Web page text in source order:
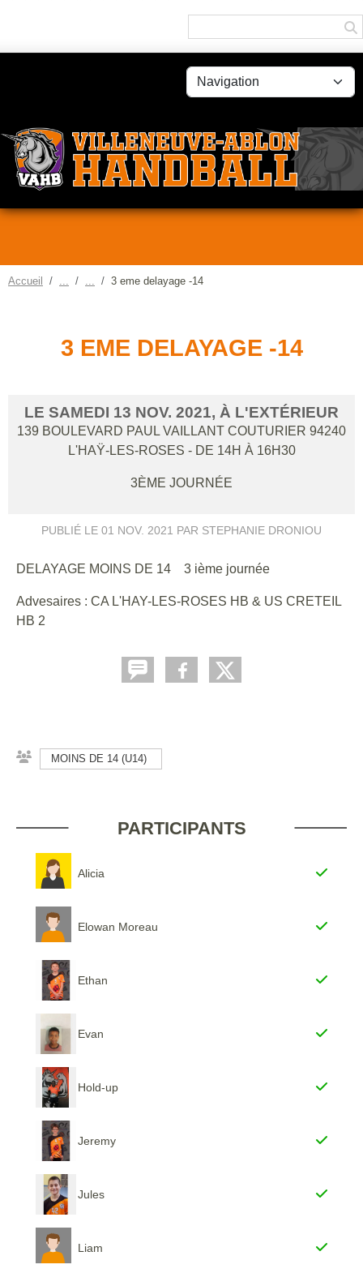
Accueil 3 eme delayage -14
3 EME DELAYAGE -14
LE SAMEDI 13 NOV. 2021, À L'EXTÉRIEUR
139 BOULEVARD PAUL VAILLANT COUTURIER 94240
L'HAŸ-LES-ROSES - DE 14H À 16H30
3ÈME JOURNÉE
PUBLIÉ LE 01 NOV. 2021 PAR STEPHANIE DRONIOU
DELAYAGE MOINS DE 14 3 ième journée
Advesaires : CA L'HAY-LES-ROSES HB & US CRETEIL
HB 2
MOINS DE 14 (U14)
PARTICIPANTS
Alicia
Elowan Moreau
Ethan
Evan
Hold-up
Jeremy
Jules
Liam